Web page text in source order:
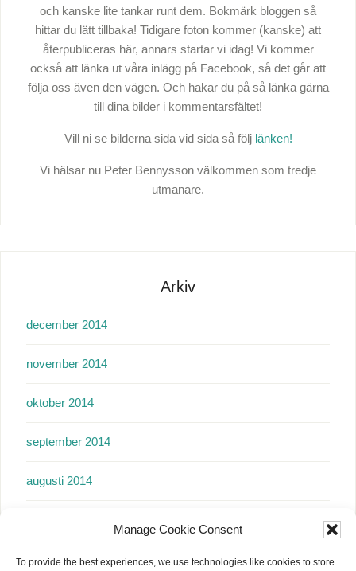
Manage Cookie Consent
To provide the best experiences, we use technologies like cookies to store
och kanske lite tankar runt dem. Bokmärk bloggen så
hittar du lätt tillbaka! Tidigare foton kommer (kanske) att
återpubliceras här, annars startar vi idag! Vi kommer
också att länka ut våra inlägg på Facebook, så det går att
följa oss även den vägen. Och hakar du på så länka gärna
till dina bilder i kommentarsfältet!
Vill ni se bilderna sida vid sida så följ länken!
Vi hälsar nu Peter Bennysson välkommen som tredje
utmanare.
Arkiv
december 2014
november 2014
oktober 2014
september 2014
augusti 2014
juni 2014